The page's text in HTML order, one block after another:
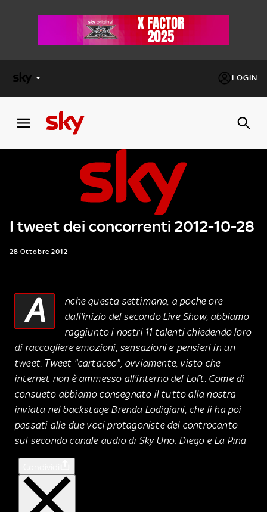
LOGIN
FACTOR
Cos’altro vedere:
PROGRAMMI SKY
SKY.IT
I tweet dei concorrenti 2012-10-28
28 Ottobre 2012
A
nche questa settimana, a poche ore
dall'inizio del secondo Live Show, abbiamo
raggiunto i nostri 11 talenti chiedendo loro
di raccogliere emozioni, sensazioni e pensieri in un
tweet. Tweet "cartaceo", ovviamente, visto che
internet non è ammesso all'interno del Loft. Come di
consueto abbiamo consegnato il tutto alla nostra
inviata nel backstage Brenda Lodigiani, che li ha poi
passati alle due voci protagoniste del controcanto
sul secondo canale audio di Sky Uno: Diego e La Pina